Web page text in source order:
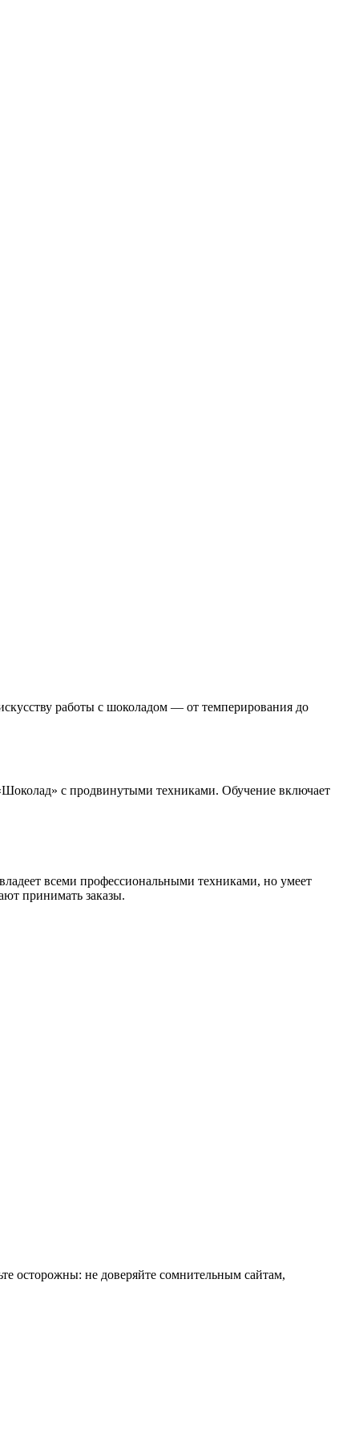
работы с шоколадом — от темперирования до
с продвинутыми техниками. Обучение включает
всеми профессиональными техниками, но умеет
принимать заказы.
осторожны: не доверяйте сомнительным сайтам,